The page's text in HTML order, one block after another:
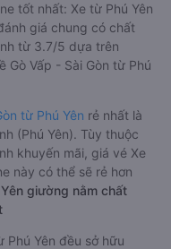
tốt nhất: Xe từ Phú Yên
giá chung có chất
từ 3.7/5 dựa trên
Gò Vấp - Sài Gòn từ Phú
từ Phú Yên rẻ nhất là
(Phú Yên). Tùy thuộc
khuyến mãi, giá vé Xe
này có thể sẽ rẻ hơn
giường nằm chất
Phú Yên đều sở hữu